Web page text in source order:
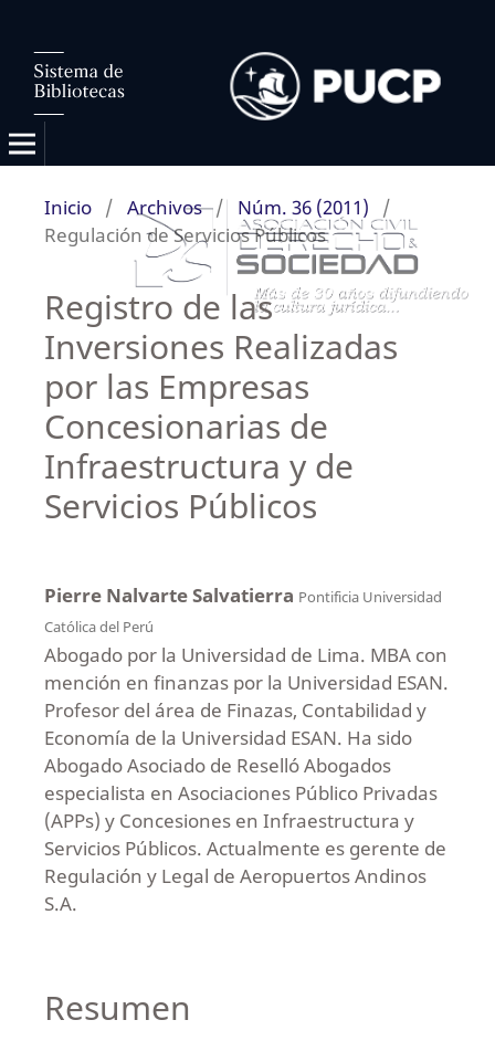
Inicio / Archivos / Núm. 36 (2011)
/
Regulación de Servicios Públicos
Registro de las
Inversiones Realizadas
por las Empresas
Concesionarias de
Infraestructura y de
Servicios Públicos
Pierre Nalvarte Salvatierra Pontificia Universidad
Católica del Perú
Abogado por la Universidad de Lima. MBA con
mención en finanzas por la Universidad ESAN.
Profesor del área de Finazas, Contabilidad y
Economía de la Universidad ESAN. Ha sido
Abogado Asociado de Reselló Abogados
especialista en Asociaciones Público Privadas
(APPs) y Concesiones en Infraestructura y
Servicios Públicos. Actualmente es gerente de
Regulación y Legal de Aeropuertos Andinos
S.A.
Resumen